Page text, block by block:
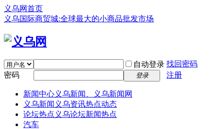
义乌网首页
义乌国际商贸城:全球最大的小商品批发市场
自动登录 找回密码
密码
登录 注册
新闻中心义乌新闻、义乌新闻网
义乌新闻 义乌资讯热点动态
论坛热点 义乌论坛新闻热点
汽车